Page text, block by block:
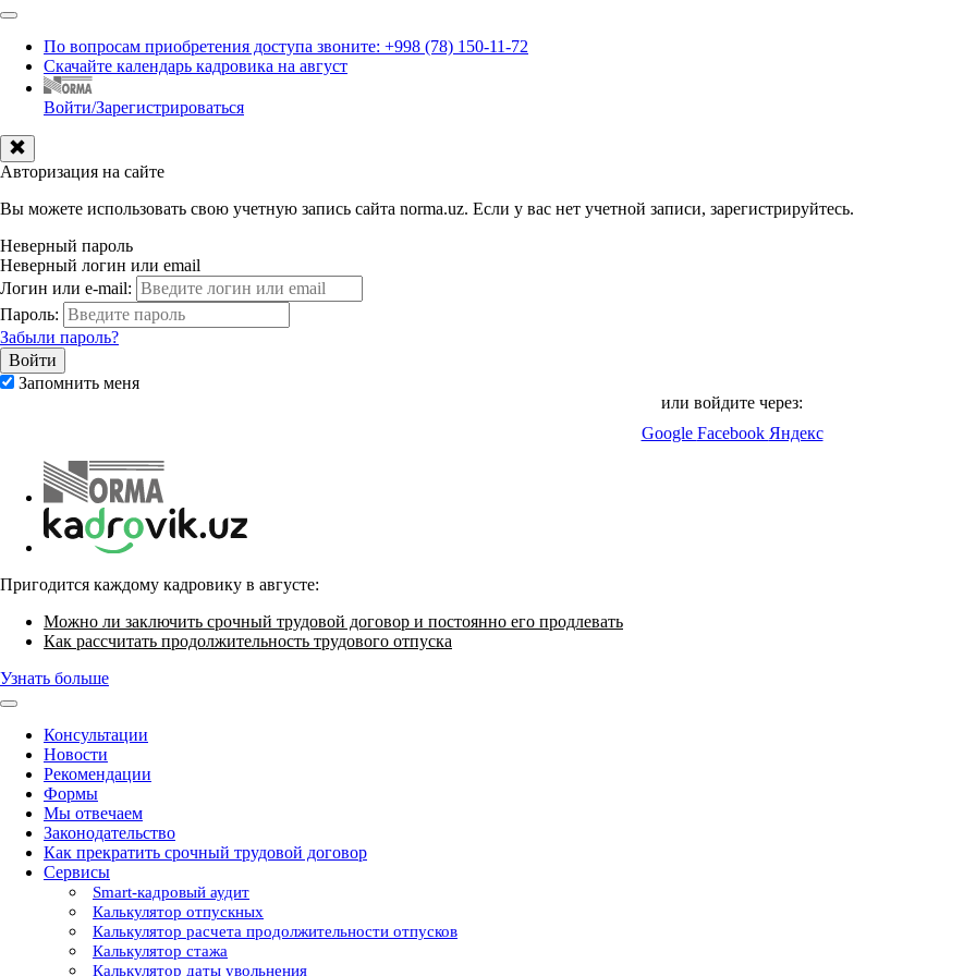
По вопросам приобретения доступа звоните: +998 (78) 150-11-72
Скачайте календарь кадровика на август
Войти/Зарегистрироваться
Авторизация на сайте
Вы можете использовать свою учетную запись сайта norma.uz. Если у вас нет учетной записи, зарегистрируйтесь.
Неверный пароль
Неверный логин или email
Логин или e-mail:
Пароль:
Забыли пароль?
Запомнить меня
или войдите через:
Google Facebook Яндекс
Пригодится каждому кадровику в августе:
Можно ли заключить срочный трудовой договор и постоянно его продлевать
Как рассчитать продолжительность трудового отпуска
Узнать больше
Консультации
Новости
Рекомендации
Формы
Мы отвечаем
Законодательство
Как прекратить срочный трудовой договор
Сервисы
Smart-кадровый аудит
Калькулятор отпускных
Калькулятор расчета продолжительности отпусков
Калькулятор стажа
Калькулятор даты увольнения